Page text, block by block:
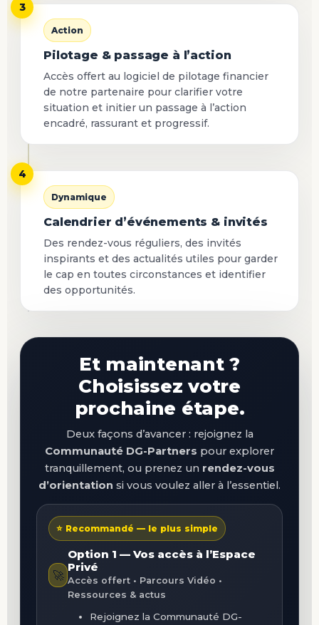
3
Action
Pilotage & passage à l’action
Accès offert au logiciel de pilotage financier
de notre partenaire pour clarifier votre
situation et initier un passage à l’action
encadré, rassurant et progressif.
4
Dynamique
Calendrier d’événements & invités
Des rendez-vous réguliers, des invités
inspirants et des actualités utiles pour garder
le cap en toutes circonstances et identifier
des opportunités.
Et maintenant ?
Choisissez votre
prochaine étape.
Deux façons d’avancer : rejoignez la
Communauté DG-Partners pour explorer
tranquillement, ou prenez un rendez-vous
d’orientation si vous voulez aller à l’essentiel.
⭐ Recommandé — le plus simple
🚀
Option 1 — Vos accès à l’Espace
Privé
Accès offert • Parcours Vidéo •
Ressources & actus
Rejoignez la Communauté DG-